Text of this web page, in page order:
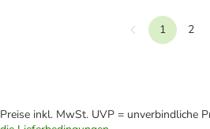
Vorherige
1
2
Preise inkl. MwSt. UVP = unverbindliche